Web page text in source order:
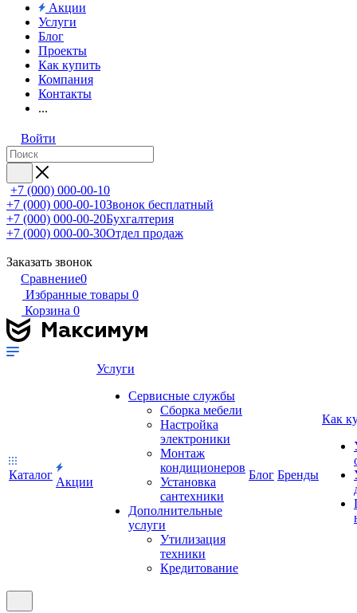
Акции
Услуги
Блог
Проекты
Как купить
Компания
Контакты
...
Войти
+7 (000) 000-00-10
+7 (000) 000-00-10Звонок бесплатный
+7 (000) 000-00-20Бухгалтерия
+7 (000) 000-00-30Отдел продаж
Заказать звонок
Сравнение0
Избранные товары 0
Корзина 0
Каталог
Акции
Услуги
Сервисные службы
Сборка мебели
Настройка
электроники
Монтаж
кондиционеров
Установка
сантехники
Дополнительные
услуги
Утилизация
техники
Кредитование
Блог Бренды
Как